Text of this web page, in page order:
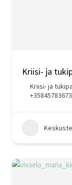
Kriisi- ja
Kriisi- ja